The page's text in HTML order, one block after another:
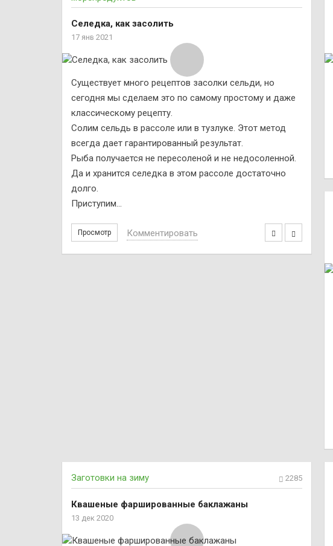
Селедка, как засолить
17 янв 2021
Существует много рецептов засолки сельди, но
сегодня мы сделаем это по самому простому и даже
классическому рецепту.
Солим сельдь в рассоле или в тузлуке. Этот метод
всегда дает гарантированный результат.
Рыба получается не пересоленой и не недосоленной.
Да и хранится селедка в этом рассоле достаточно
долго.
Приступим…
Просмотр Комментировать
Заготовки на зиму 2285
Квашеные фаршированные баклажаны
13 дек 2020